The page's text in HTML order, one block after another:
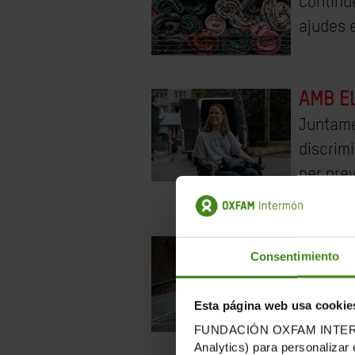
Consentimiento
Esta página web usa
FUNDACIÓN OXFAM
Analytics) para personalizar
ajudes
AMB
per